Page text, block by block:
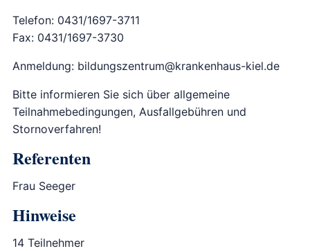
Telefon: 0431/1697-3711
Fax: 0431/1697-3730
Anmeldung: bildungszentrum@krankenhaus-kiel.de
Bitte informieren Sie sich über allgemeine
Teilnahmebedingungen, Ausfallgebühren und
Stornoverfahren!
Referenten
Frau Seeger
Hinweise
14 Teilnehmer